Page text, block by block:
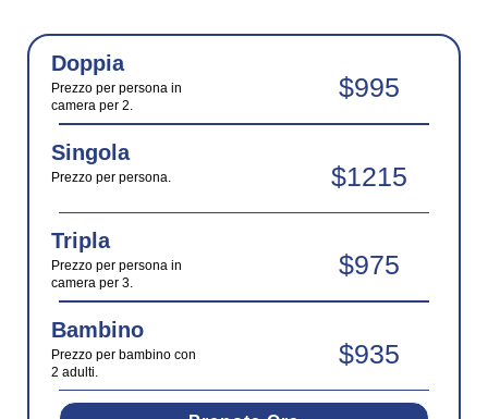
Doppia
Prezzo per persona in
camera per 2.
$995
Singola
Prezzo per persona. $1215
Tripla
Prezzo per persona in
camera per 3.
$975
Bambino
Prezzo per bambino con
2 adulti.
$935